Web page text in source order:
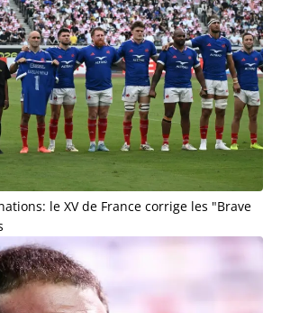
le XV de France corrige les "Brave